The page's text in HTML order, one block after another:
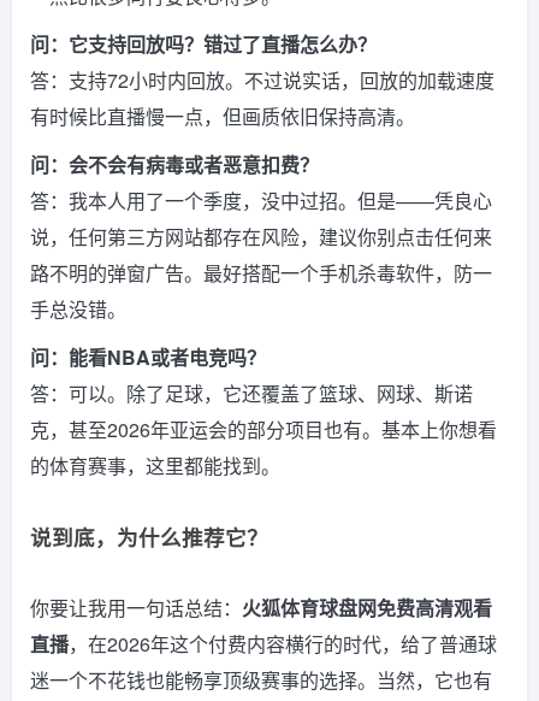
问：它支持回放吗？错过了直播怎么办？
答：支持72小时内回放。不过说实话，回放的加载速度
有时候比直播慢一点，但画质依旧保持高清。
问：会不会有病毒或者恶意扣费？
答：我本人用了一个季度，没中过招。但是——凭良心
说，任何第三方网站都存在风险，建议你别点击任何来
路不明的弹窗广告。最好搭配一个手机杀毒软件，防一
手总没错。
问：能看NBA或者电竞吗？
答：可以。除了足球，它还覆盖了篮球、网球、斯诺
克，甚至2026年亚运会的部分项目也有。基本上你想看
的体育赛事，这里都能找到。
说到底，为什么推荐它？
你要让我用一句话总结： 火狐体育球盘网免费高清观看
直播，在2026年这个付费内容横行的时代，给了普通球
迷一个不花钱也能畅享顶级赛事的选择。当然，它也有